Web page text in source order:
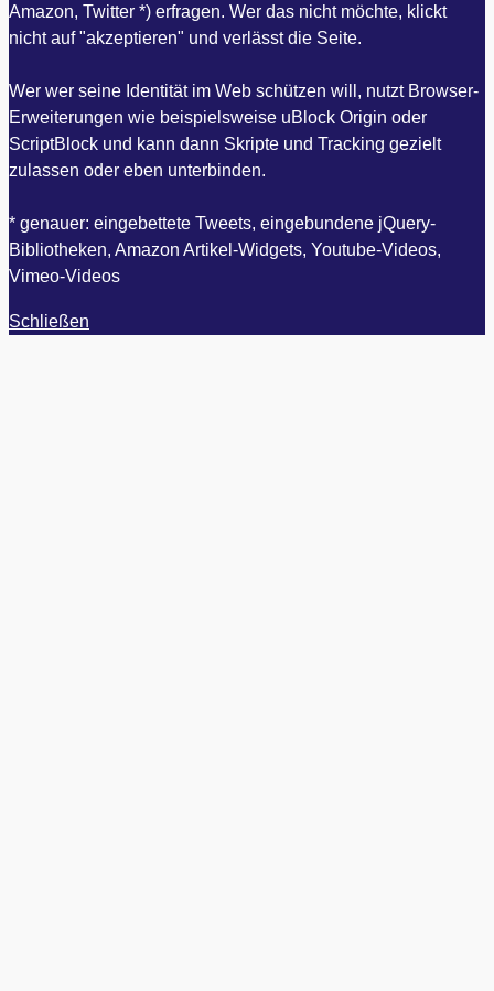
Amazon, Twitter *) erfragen. Wer das nicht möchte, klickt
nicht auf "akzeptieren" und verlässt die Seite.
Wer wer seine Identität im Web schützen will, nutzt Browser-
Erweiterungen wie beispielsweise uBlock Origin oder
ScriptBlock und kann dann Skripte und Tracking gezielt
zulassen oder eben unterbinden.
* genauer: eingebettete Tweets, eingebundene jQuery-
Bibliotheken, Amazon Artikel-Widgets, Youtube-Videos,
Vimeo-Videos
Schließen